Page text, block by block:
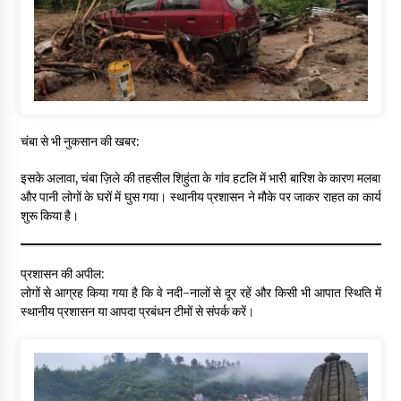
चंबा से भी नुकसान की खबर:
इसके अलावा, चंबा ज़िले की तहसील शिहुंता के गांव हटलि में भारी बारिश के कारण मलबा
और पानी लोगों के घरों में घुस गया। स्थानीय प्रशासन ने मौके पर जाकर राहत का कार्य
शुरू किया है।
प्रशासन की अपील:
लोगों से आग्रह किया गया है कि वे नदी-नालों से दूर रहें और किसी भी आपात स्थिति में
स्थानीय प्रशासन या आपदा प्रबंधन टीमों से संपर्क करें।